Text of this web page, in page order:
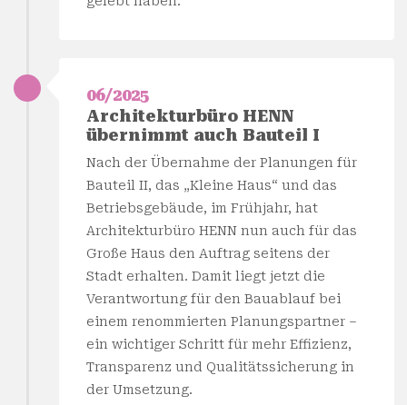
06/2025
Architekturbüro HENN
übernimmt auch Bauteil I
Nach der Übernahme der Planungen für
Bauteil II, das „Kleine Haus“ und das
Betriebsgebäude, im Frühjahr, hat
Architekturbüro HENN nun auch für das
Große Haus den Auftrag seitens der
Stadt erhalten. Damit liegt jetzt die
Verantwortung für den Bauablauf bei
einem renommierten Planungspartner –
ein wichtiger Schritt für mehr Effizienz,
Transparenz und Qualitätssicherung in
der Umsetzung.